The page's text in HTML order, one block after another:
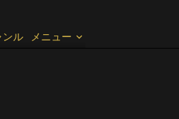
ンル メニュー